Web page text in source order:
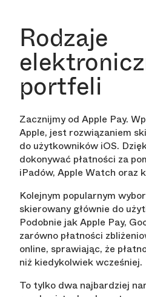
Rodzaje
portfeli
Zacznijmy od Apple Pay.
Apple, jest rozwiązaniem
do użytkowników iOS.
dokonywać płatności za
iPadów, Apple Watch oraz
Kolejnym popularnym
skierowany głównie do
Podobnie jak Apple Pay,
zarówno płatności
online, sprawiając, że
niż kiedykolwiek wcześniej.
To tylko dwa najbardziej